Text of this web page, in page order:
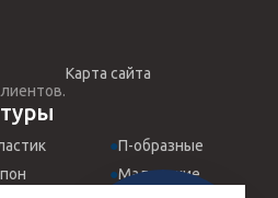
Карта сайта
П-образные
Маленькие